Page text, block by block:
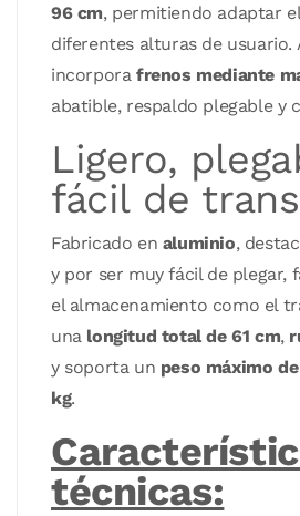
96 cm, permitiendo adaptar
diferentes alturas de usuario.
incorpora frenos mediante
abatible, respaldo plegable y
Ligero,
fácil de
Fabricado en aluminio,
y por ser muy fácil de plegar,
el almacenamiento como el
una longitud total de 61 cm,
y soporta un peso máximo
kg.
técnicas: